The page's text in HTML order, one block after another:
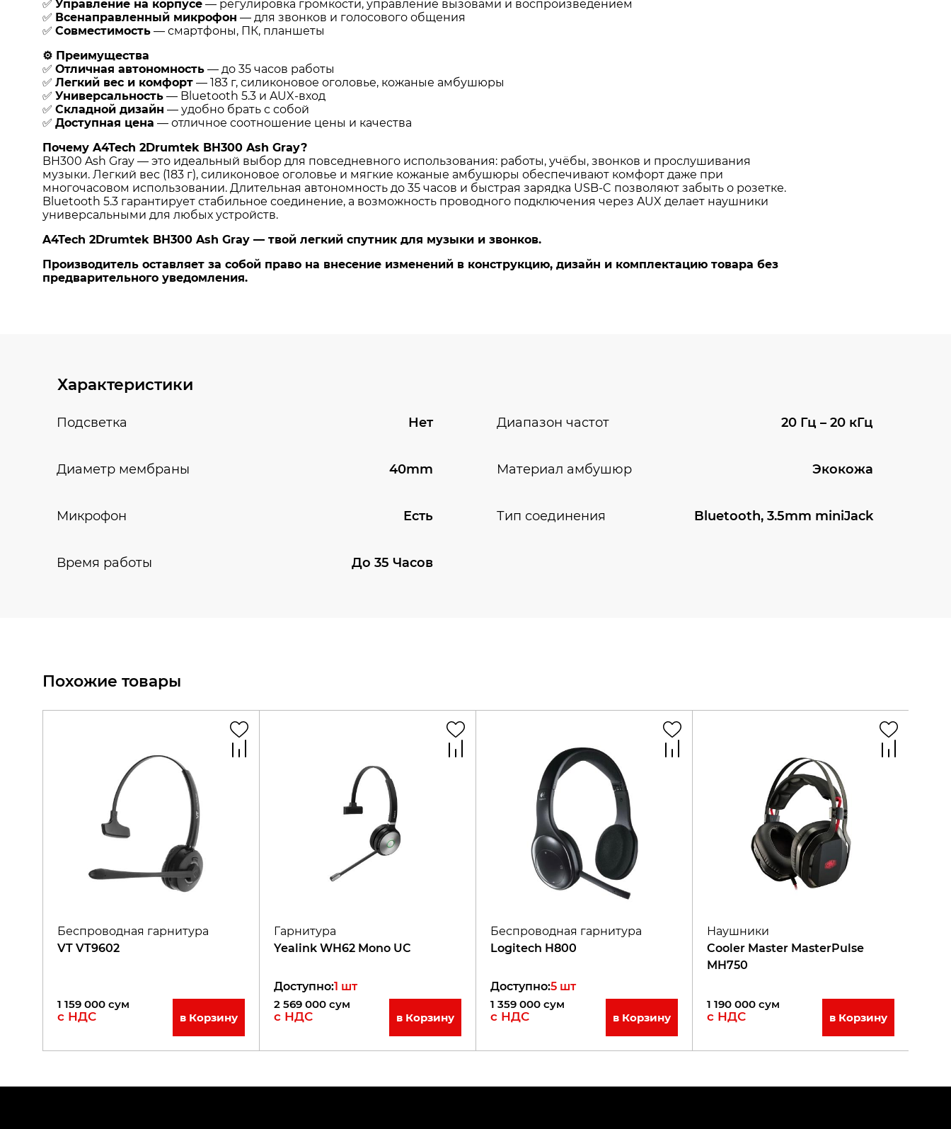
Характеристики
Подсветка Нет Диапазон частот 20 Гц – 20 кГц
Диаметр мембраны 40mm Материал амбушюр Экокожа
Микрофон Есть Тип соединения Bluetooth, 3.5mm miniJack
Время работы До 35 Часов
Похожие товары
Беспроводная гарнитура
VT VT9602
1 159 000 сум
с НДС в Корзину
Гарнитура
Yealink WH62 Mono UC
Доступно:1 шт
2 569 000 сум
с НДС в Корзину
Беспроводная гарнитура
Logitech H800
Доступно:5 шт
1 359 000 сум
с НДС в Корзину
Наушники
Cooler Master MasterPulse
MH750
1 190 000 сум
с НДС в Корзину